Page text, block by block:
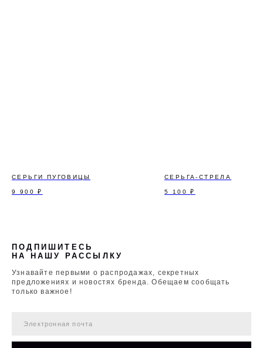
СЕРЬГИ ПУГОВИЦЫ
9 900 ₽
СЕРЬГА-СТРЕЛА
5 100 ₽
ПОДПИШИТЕСЬ
НА НАШУ РАССЫЛКУ
Узнавайте первыми о распродажах, секретных
предложениях и новостях бренда. Обещаем сообщать
только важное!